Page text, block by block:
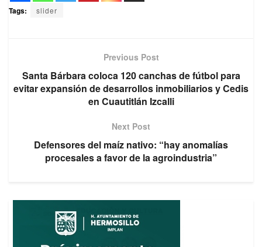
Tags: slider
Previous Post
Santa Bárbara coloca 120 canchas de fútbol para
evitar expansión de desarrollos inmobiliarios y Cedis
en Cuautitlán Izcalli
Next Post
Defensores del maíz nativo: “hay anomalías
procesales a favor de la agroindustria”